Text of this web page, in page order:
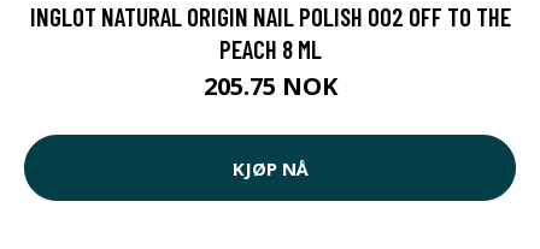
INGLOT NATURAL ORIGIN NAIL POLISH 002 OFF TO THE
PEACH 8 ML
205.75 NOK
KJØP NÅ